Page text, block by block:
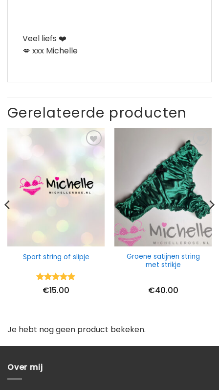
Veel liefs ❤️
💋 xxx Michelle
Gerelateerde producten
Sport string of slipje
Waardering
€15.00
Groene satijnen string
met strikje
€40.00
Je hebt nog geen product bekeken.
Over mij